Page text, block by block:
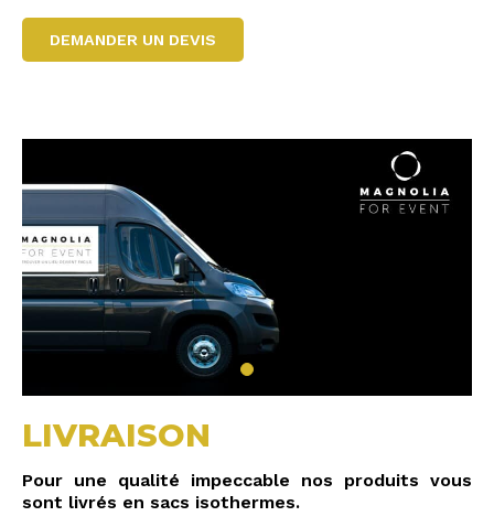
DEMANDER UN DEVIS
LIVRAISON
Pour une qualité impeccable nos produits vous
sont livrés en sacs isothermes.